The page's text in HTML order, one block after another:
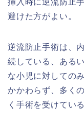
挿入時に逆流防止
避けた方がよい。
逆流防止手術は、
続している、ある
な小児に対しての
かかわらず、多く
く手術を受けている